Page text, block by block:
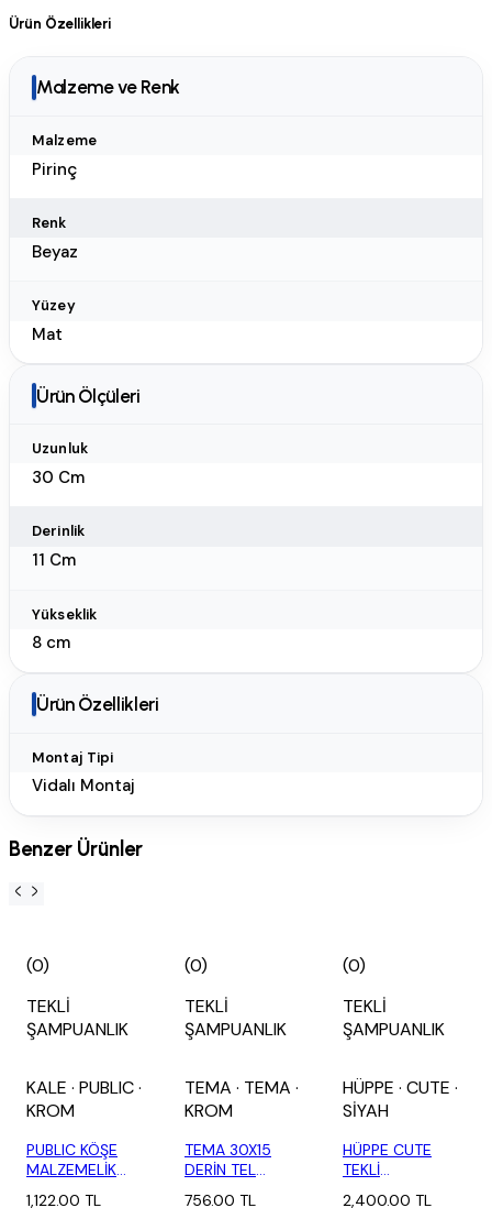
Ürün Özellikleri
Malzeme ve Renk
Malzeme
Pirinç
Renk
Beyaz
Yüzey
Mat
Ürün Ölçüleri
Uzunluk
30 Cm
Derinlik
11 Cm
Yükseklik
8 cm
Ürün Özellikleri
Montaj Tipi
Vidalı Montaj
Benzer Ürünler
(0)
TEKLİ
ŞAMPUANLIK
KALE · PUBLIC·
KROM
PUBLIC KÖŞE
MALZEMELİK
1,122.00 TL
(0)
TEKLİ
ŞAMPUANLIK
TEMA · TEMA ·
KROM
TEMA 30X15
DERİN TEL
756.00 TL
(0)
TEKLİ
ŞAMPUANLIK
HÜPPE · CUTE ·
SİYAH
HÜPPE CUTE
TEKLİ
2,400.00 TL